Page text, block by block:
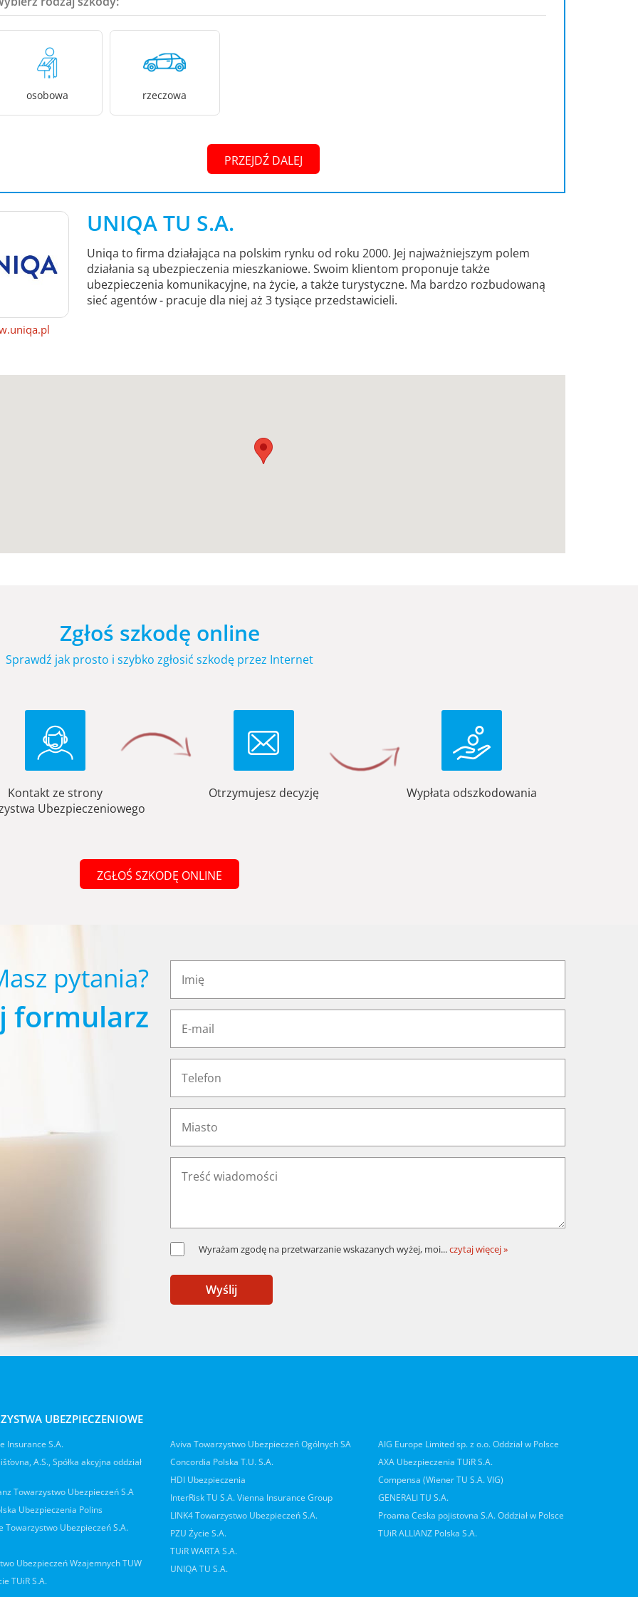
osobowa rzeczowa
PRZEJDŹ DALEJ
UNIQA TU S.A.
Uniqa to firma działająca na polskim rynku od roku 2000. Jej najważniejszym polem
działania są ubezpieczenia mieszkaniowe. Swoim klientom proponuje także
ubezpieczenia komunikacyjne, na życie, a także turystyczne. Ma bardzo rozbudowaną
sieć agentów - pracuje dla niej aż 3 tysiące przedstawicieli.
Zgłoś szkodę online
Sprawdź jak prosto i szybko zgłosić szkodę przez Internet
Kontakt ze strony
Ubezpieczeniowego
Otrzymujesz decyzję Wypłata odszkodowania
ZGŁOŚ SZKODĘ ONLINE
pytania?
formularz
Wyrażam zgodę na przetwarzanie wskazanych wyżej, moi...czytaj więcej »
Wyślij
UBEZPIECZENIOWE
Insurance S.A.
A.S., Spółka akcyjna oddział
Towarzystwo Ubezpieczeń S.A
Ubezpieczenia Polins
Towarzystwo Ubezpieczeń S.A.
Ubezpieczeń Wzajemnych TUW
TUiR S.A.
Aviva Towarzystwo Ubezpieczeń Ogólnych SA
Concordia Polska T.U. S.A.
HDI Ubezpieczenia
InterRisk TU S.A. Vienna Insurance Group
LINK4 Towarzystwo Ubezpieczeń S.A.
PZU Życie S.A.
TUiR WARTA S.A.
UNIQA TU S.A.
AIG Europe Limited sp. z o.o. Oddział w Polsce
AXA Ubezpieczenia TUiR S.A.
Compensa (Wiener TU S.A. VIG)
GENERALI TU S.A.
Proama Ceska pojistovna S.A. Oddział w Polsce
TUiR ALLIANZ Polska S.A.